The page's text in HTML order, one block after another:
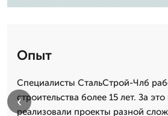
Опыт
Специалисты СтальСтрой-Члб
строительства более 15 лет. За
реализовали проекты разной
‹